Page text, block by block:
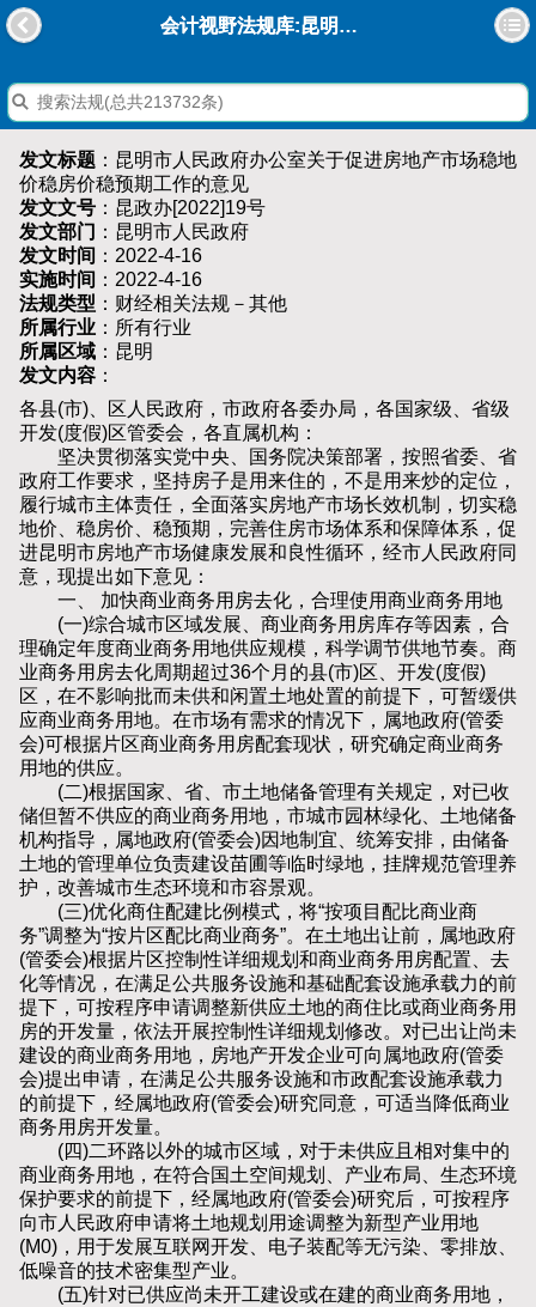
会计视野法规库:昆明市人民政府办公室关于促进房地产市场稳地价稳房价稳预期工作的意见
发文标题 ：昆明市人民政府办公室关于促进房地产市场稳地
价稳房价稳预期工作的意见
发文文号 ：昆政办[2022]19号
发文部门 ：昆明市人民政府
发文时间 ：2022-4-16
实施时间 ：2022-4-16
法规类型 ：财经相关法规－其他
所属行业 ：所有行业
所属区域 ：昆明
发文内容 ：
各县(市)、区人民政府，市政府各委办局，各国家级、省级
开发(度假)区管委会，各直属机构：
坚决贯彻落实党中央、国务院决策部署，按照省委、省
政府工作要求，坚持房子是用来住的，不是用来炒的定位，
履行城市主体责任，全面落实房地产市场长效机制，切实稳
地价、稳房价、稳预期，完善住房市场体系和保障体系，促
进昆明市房地产市场健康发展和良性循环，经市人民政府同
意，现提出如下意见：
一、 加快商业商务用房去化，合理使用商业商务用地
(一)综合城市区域发展、商业商务用房库存等因素，合
理确定年度商业商务用地供应规模，科学调节供地节奏。商
业商务用房去化周期超过36个月的县(市)区、开发(度假)
区，在不影响批而未供和闲置土地处置的前提下，可暂缓供
应商业商务用地。在市场有需求的情况下，属地政府(管委
会)可根据片区商业商务用房配套现状，研究确定商业商务
用地的供应。
(二)根据国家、省、市土地储备管理有关规定，对已收
储但暂不供应的商业商务用地，市城市园林绿化、土地储备
机构指导，属地政府(管委会)因地制宜、统筹安排，由储备
土地的管理单位负责建设苗圃等临时绿地，挂牌规范管理养
护，改善城市生态环境和市容景观。
(三)优化商住配建比例模式，将“按项目配比商业商
务”调整为“按片区配比商业商务”。在土地出让前，属地政府
(管委会)根据片区控制性详细规划和商业商务用房配置、去
化等情况，在满足公共服务设施和基础配套设施承载力的前
提下，可按程序申请调整新供应土地的商住比或商业商务用
房的开发量，依法开展控制性详细规划修改。对已出让尚未
建设的商业商务用地，房地产开发企业可向属地政府(管委
会)提出申请，在满足公共服务设施和市政配套设施承载力
的前提下，经属地政府(管委会)研究同意，可适当降低商业
商务用房开发量。
(四)二环路以外的城市区域，对于未供应且相对集中的
商业商务用地，在符合国土空间规划、产业布局、生态环境
保护要求的前提下，经属地政府(管委会)研究后，可按程序
向市人民政府申请将土地规划用途调整为新型产业用地
(M0)，用于发展互联网开发、电子装配等无污染、零排放、
低噪音的技术密集型产业。
(五)针对已供应尚未开工建设或在建的商业商务用地，